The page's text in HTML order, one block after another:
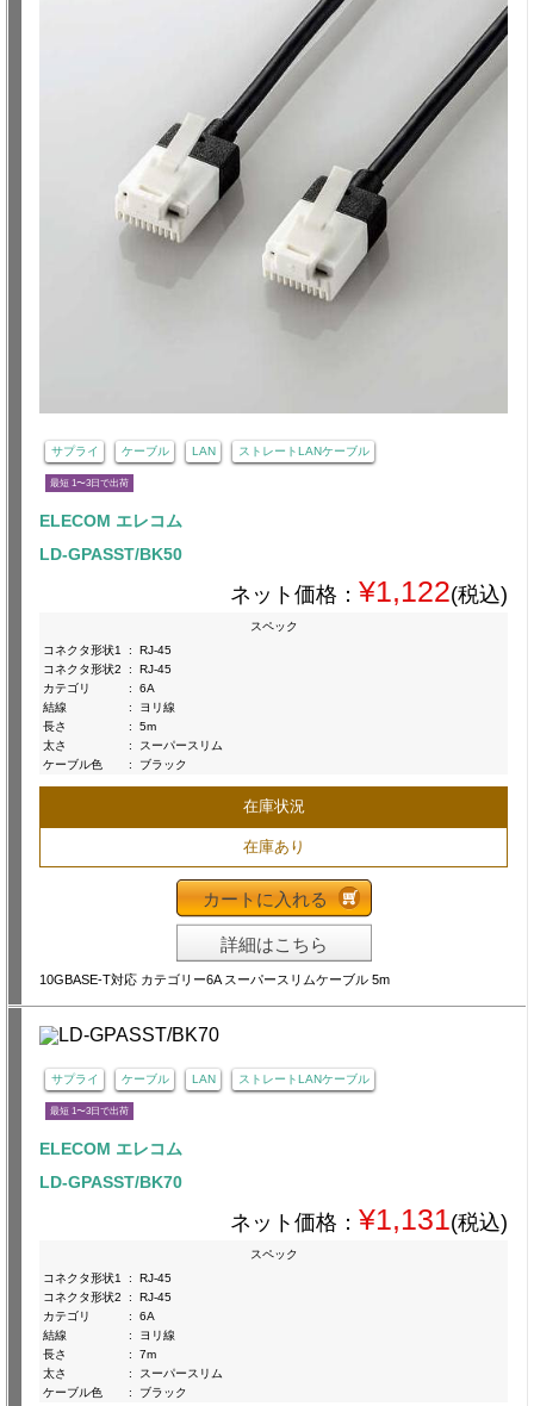
サプライ ケーブル LAN ストレートLANケーブル
最短 1〜3日で出荷
ELECOM エレコム
LD-GPASST/BK50
ネット価格： ¥1,122(税込)
スペック
コネクタ形状1
:
RJ-45
コネクタ形状2
:
RJ-45
カテゴリ
:
6A
結線
:
ヨリ線
長さ
:
5m
太さ
:
スーパースリム
ケーブル色
: ブラック
在庫状況
在庫あり
カートに入れる
詳細はこちら
10GBASE-T対応 カテゴリー6A スーパースリムケーブル 5m
サプライ ケーブル LAN ストレートLANケーブル
最短 1〜3日で出荷
ELECOM エレコム
LD-GPASST/BK70
ネット価格： ¥1,131(税込)
スペック
コネクタ形状1
:
RJ-45
コネクタ形状2
:
RJ-45
カテゴリ
:
6A
結線
:
ヨリ線
長さ
:
7m
太さ
:
スーパースリム
ケーブル色
: ブラック